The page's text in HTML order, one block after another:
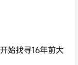
始找寻16年前大